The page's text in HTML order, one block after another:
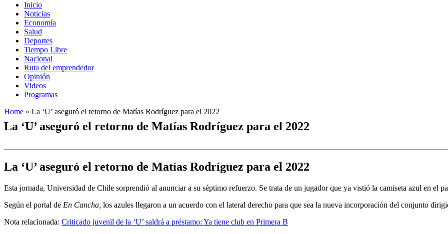
Inicio
Noticias
Economía
Salud
Deportes
Tiempo Libre
Nacional
Ruta del emprendedor
Opinión
Videos
Programas
Home » La ‘U’ aseguró el retorno de Matías Rodríguez para el 2022
La ‘U’ aseguró el retorno de Matías Rodríguez para el 2022
La ‘U’ aseguró el retorno de Matías Rodríguez para el 2022
Esta jornada, Universidad de Chile sorprendió al anunciar a su séptimo refuerzo. Se trata de un jugador que ya vistió la camiseta azul en el
Según el portal de En Cancha, los azules llegaron a un acuerdo con el lateral derecho para que sea la nueva incorporación del conjunto
Nota relacionada: Criticado juvenil de la ‘U’ saldrá a préstamo: Ya tiene club en Primera B